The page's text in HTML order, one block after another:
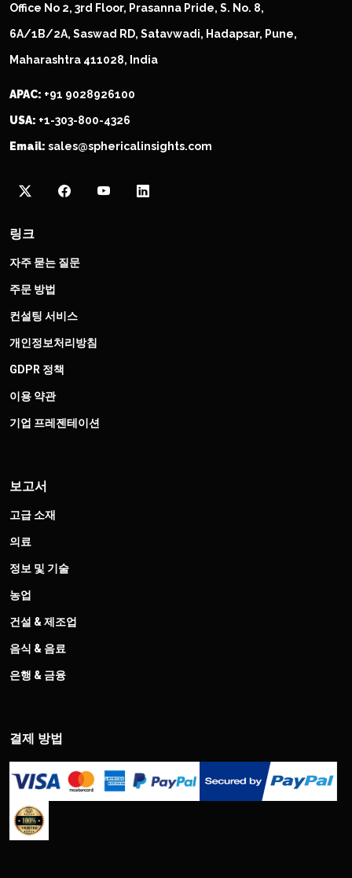
Office No 2, 3rd Floor, Prasanna Pride, S. No. 8,
6A/1B/2A, Saswad RD, Satavwadi, Hadapsar, Pune,
Maharashtra 411028, India
APAC: +91 9028926100
USA: +1-303-800-4326
Email: sales@sphericalinsights.com
링크
자주 묻는 질문
주문 방법
컨설팅 서비스
개인정보처리방침
GDPR 정책
이용 약관
기업 프레젠테이션
보고서
고급 소재
의료
정보 및 기술
농업
건설 & 제조업
음식 & 음료
은행 & 금융
결제 방법